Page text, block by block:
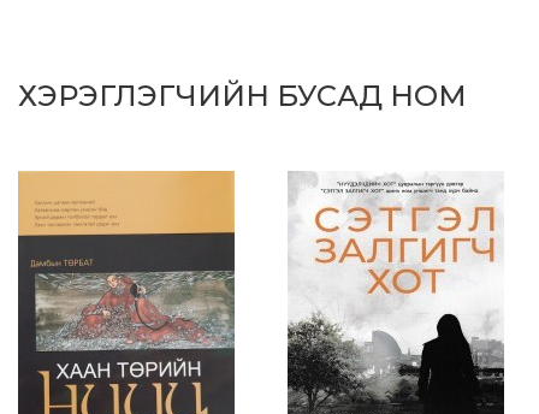
ХЭРЭГЛЭГЧИЙН БУСАД НОМ